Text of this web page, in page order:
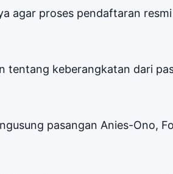
agar proses pendaftaran
tentang keberangkatan dari
pasangan Anies-Ono,